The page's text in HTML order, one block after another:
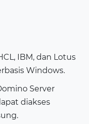
IBM, dan Lotus
Windows.
Server
diakses